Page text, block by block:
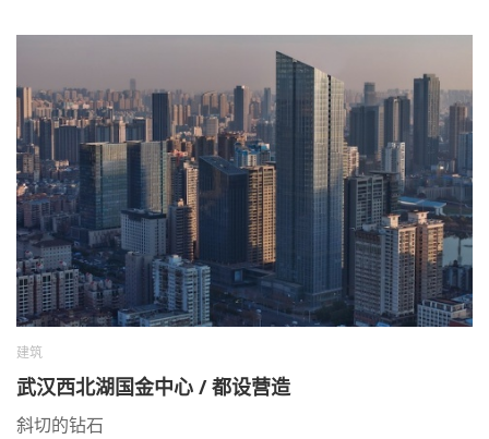
建筑
武汉西北湖国金中心 / 都设营造
斜切的钻石